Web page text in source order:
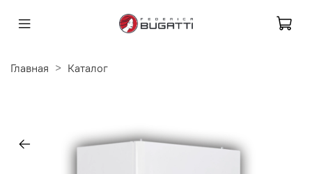
Главная Каталог